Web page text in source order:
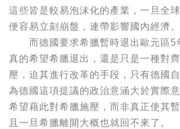
這些皆是較易泡沫化的產業，一旦全
便容易立刻崩盤，連帶影響國內經濟。
而德國要求希臘暫時退出歐元區5
真的希望希臘退出，還是只是一種對
壓，迫其進行改革的手段，只有德國
為德國這項提議的政治意涵大於實際
希望藉此對希臘施壓，而非真正使其
且一旦希臘離開大概也就回不來了。